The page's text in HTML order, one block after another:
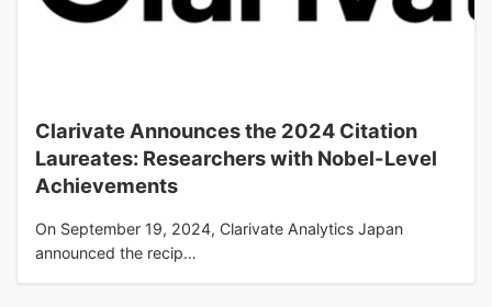
Clarivate Announces the 2024 Citation
Laureates: Researchers with Nobel-Level
Achievements
On September 19, 2024, Clarivate Analytics Japan
announced the recip…